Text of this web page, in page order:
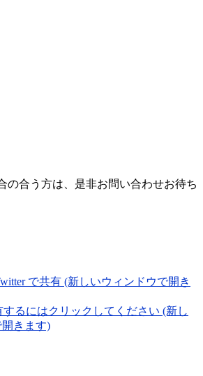
の合う方は、是非お問い合わせお待ち
で共有 (新しいウィンドウで開き
するにはクリックしてください (新し
きます)